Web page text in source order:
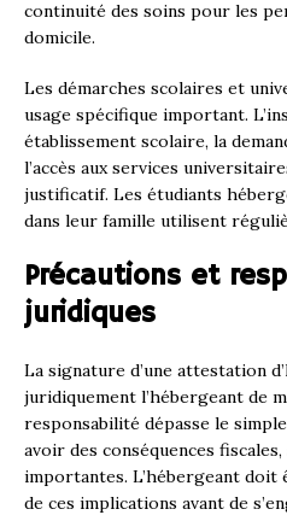
continuité des soins pour les
domicile.
Les démarches scolaires et
usage spécifique important.
établissement scolaire, la
l’accès aux services
justificatif. Les étudiants
dans leur famille utilisent
Précautions et
juridiques
La signature d’une attestation
juridiquement l’hébergeant de
responsabilité dépasse le
avoir des conséquences
importantes. L’hébergeant
de ces implications avant de